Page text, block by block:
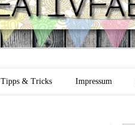
Tipps & Tricks Impressum